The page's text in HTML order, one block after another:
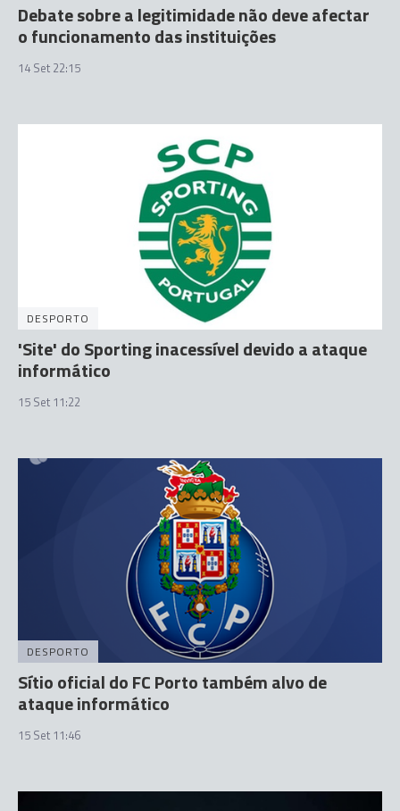
Debate sobre a legitimidade não deve afectar
o funcionamento das instituições
14 Set 22:15
DESPORTO
'Site' do Sporting inacessível devido a ataque
informático
15 Set 11:22
DESPORTO
Sítio oficial do FC Porto também alvo de
ataque informático
15 Set 11:46